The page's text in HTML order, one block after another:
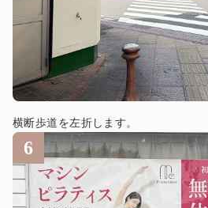
横断歩道を左折します。